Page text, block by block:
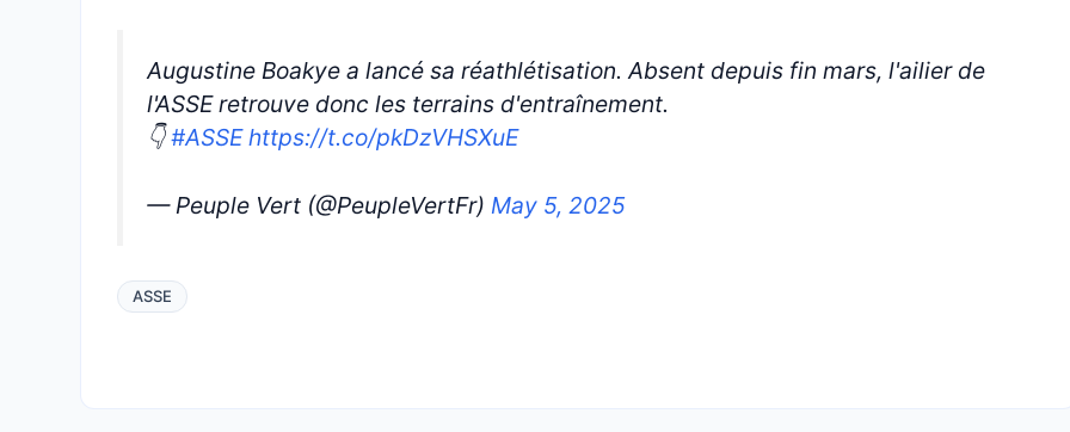
Augustine Boakye a lancé sa réathlétisation. Absent depuis fin mars, l'ailier de
l'ASSE retrouve donc les terrains d'entraînement.
👇#ASSE https://t.co/pkDzVHSXuE
— Peuple Vert (@PeupleVertFr) May 5, 2025
ASSE